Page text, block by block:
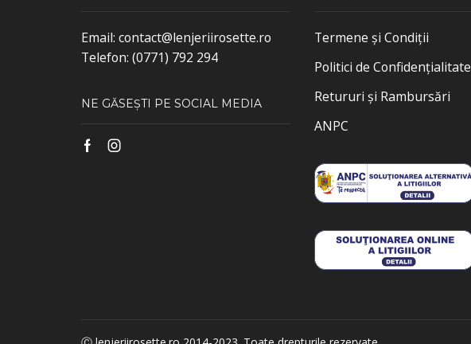
Email: contact@lenjeriirosette.ro
Telefon: (0771) 792 294
NE GĂSEȘTI PE SOCIAL MEDIA
FacebookInstagram
Termene și Condiții
Politici de Confidențialitate
Retururi și Rambursări
ANPC